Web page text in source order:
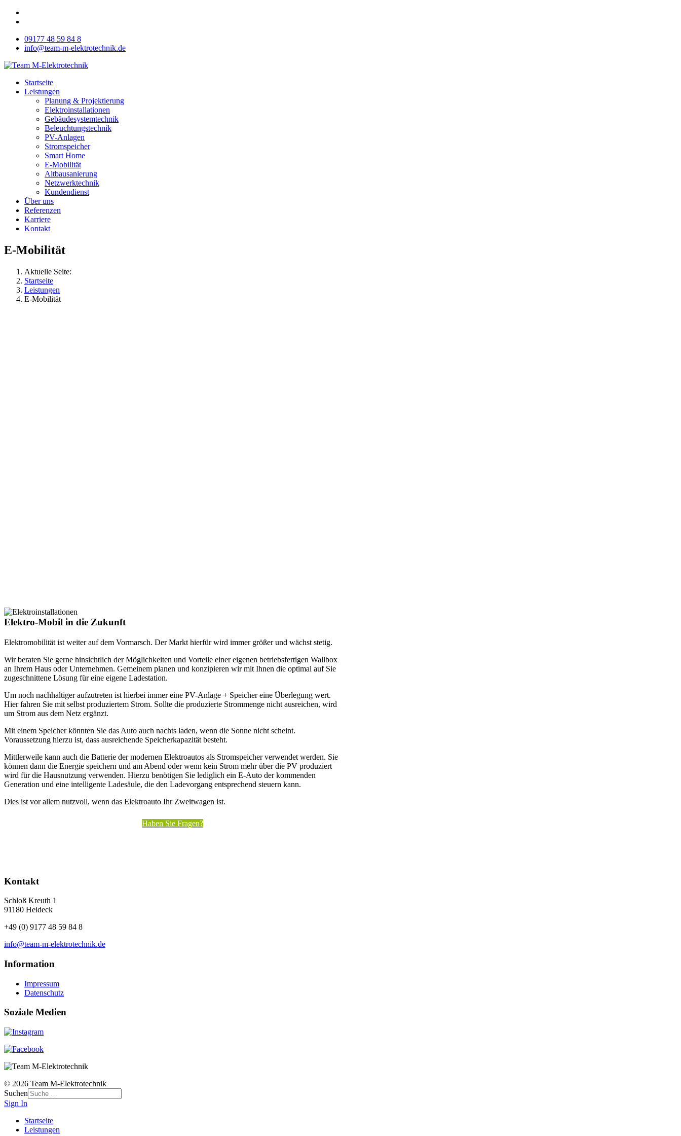
09177 48 59 84 8
info@team-m-elektrotechnik.de
Startseite
Leistungen
Planung & Projektierung
Elektroinstallationen
Gebäudesystemtechnik
Beleuchtungstechnik
PV-Anlagen
Stromspeicher
Smart Home
E-Mobilität
Altbausanierung
Netzwerktechnik
Kundendienst
Über uns
Referenzen
Karriere
Kontakt
E-Mobilität
Aktuelle Seite:
Startseite
Leistungen
E-Mobilität
Elektro-Mobil in die Zukunft
Elektromobilität ist weiter auf dem Vormarsch. Der Markt hierfür wird immer größer und wächst stetig.
Wir beraten Sie gerne hinsichtlich der Möglichkeiten und Vorteile einer eigenen betriebsfertigen Wallbox
an Ihrem Haus oder Unternehmen. Gemeinem planen und konzipieren wir mit Ihnen die optimal auf Sie
zugeschnittene Lösung für eine eigene Ladestation.
Um noch nachhaltiger aufzutreten ist hierbei immer eine PV-Anlage + Speicher eine Überlegung wert.
Hier fahren Sie mit selbst produziertem Strom. Sollte die produzierte Strommenge nicht ausreichen, wird
um Strom aus dem Netz ergänzt.
Mit einem Speicher könnten Sie das Auto auch nachts laden, wenn die Sonne nicht scheint.
Voraussetzung hierzu ist, dass ausreichende Speicherkapazität besteht.
Mittlerweile kann auch die Batterie der modernen Elektroautos als Stromspeicher verwendet werden. Sie
können dann die Energie speichern und am Abend oder wenn kein Strom mehr über die PV produziert
wird für die Hausnutzung verwenden. Hierzu benötigen Sie lediglich ein E-Auto der kommenden
Generation und eine intelligente Ladesäule, die den Ladevorgang entsprechend steuern kann.
Dies ist vor allem nutzvoll, wenn das Elektroauto Ihr Zweitwagen ist.
Haben Sie Fragen?
Kontakt
Schloß Kreuth 1
91180 Heideck
+49 (0) 9177 48 59 84 8
info@team-m-elektrotechnik.de
Information
Impressum
Datenschutz
Soziale Medien
© 2026 Team M-Elektrotechnik
Suchen
Sign In
Startseite
Leistungen